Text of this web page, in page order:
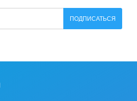
ПОДПИСАТЬСЯ